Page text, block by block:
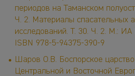
периодов на Таманском
Ч. 2. Материалы спасательных
исследований. Т. 30. Ч. 2. М.: ИА
ISBN 978-5-94375-390-9
Шаров О.В. Боспорское
Центральной и Восточной